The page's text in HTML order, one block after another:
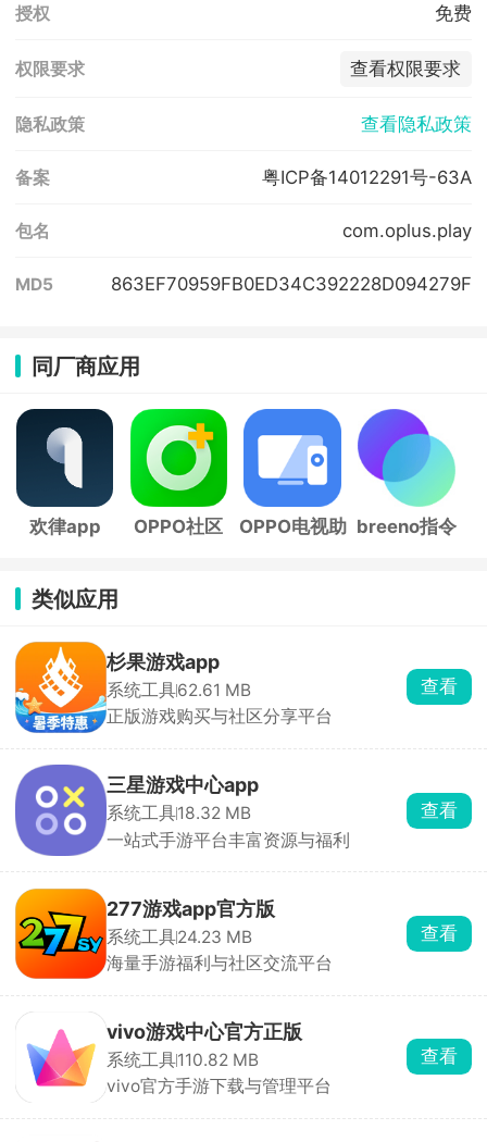
授权 免费
权限要求 查看权限要求
隐私政策 查看隐私政策
备案 粤ICP备14012291号-63A
包名 com.oplus.play
MD5 863EF70959FB0ED34C392228D094279F
同厂商应用
欢律app
OPPO社区
OPPO电视助 breeno指令
类似应用
杉果游戏app
系统工具62.61 MB
正版游戏购买与社区分享平台
查看
三星游戏中心app
系统工具18.32 MB
一站式手游平台丰富资源与福利
查看
277游戏app官方版
系统工具24.23 MB
海量手游福利与社区交流平台
查看
vivo游戏中心官方正版
系统工具110.82 MB
vivo官方手游下载与管理平台
查看